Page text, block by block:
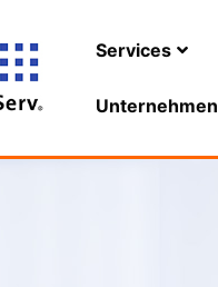
Services
Unternehmen